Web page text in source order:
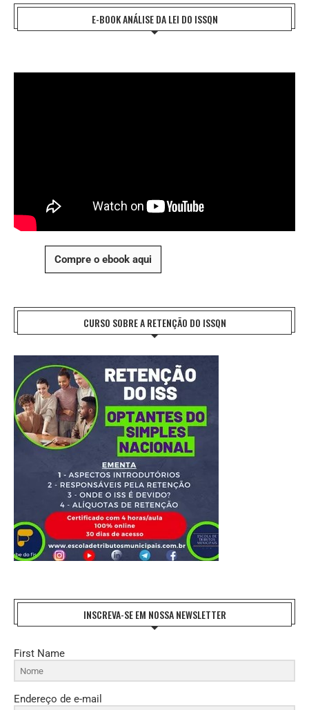
E-BOOK ANÁLISE DA LEI DO ISSQN
Compre o ebook aqui
CURSO SOBRE A RETENÇÃO DO ISSQN
INSCREVA-SE EM NOSSA NEWSLETTER
First Name
Endereço de e-mail